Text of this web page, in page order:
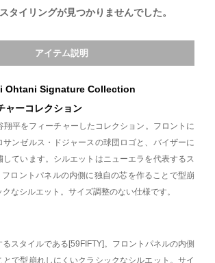
タイリングが見つかりませんでした。
アイテム説明
Ohtani Signature Collection
ャーコレクション
翔平をフィーチャーしたコレクション。フロントに
サンゼルス・ドジャースの球団ロゴと、バイザーに
しています。シルエットはニューエラを代表するス
フロントパネルの内側に独自の芯を作ることで型崩
なシルエット。サイズ調整のない仕様です。
スタイルである[59FIFTY]。フロントパネルの内側
とで型崩れしにくいクラシックなシルエット。サイ